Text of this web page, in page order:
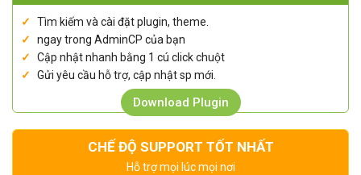
Tìm kiếm và cài đặt plugin, theme.
ngay trong AdminCP của bạn
Cập nhật nhanh bằng 1 cú click chuột
Gửi yêu cầu hỗ trợ, cập nhật sp mới.
Download Plugin
CHẾ ĐỘ SUPPORT TỐT NHẤT
Hỗ trợ mọi lúc mọi nơi